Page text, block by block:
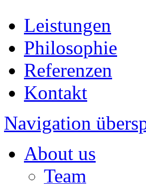
Leistungen
Philosophie
Referenzen
Kontakt
Navigation
About us
Team